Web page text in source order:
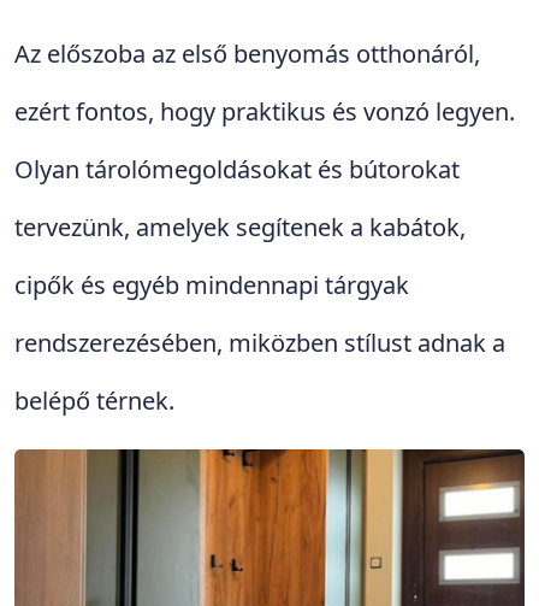
Az előszoba az első benyomás otthonáról,
ezért fontos, hogy praktikus és vonzó legyen.
Olyan tárolómegoldásokat és bútorokat
tervezünk, amelyek segítenek a kabátok,
cipők és egyéb mindennapi tárgyak
rendszerezésében, miközben stílust adnak a
belépő térnek.